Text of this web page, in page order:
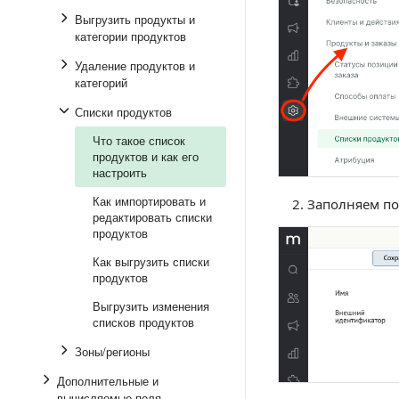
Выгрузить продукты и
категории продуктов
Удаление продуктов и
категорий
Списки продуктов
Что такое список
продуктов и как его
настроить
Как импортировать и
редактировать списки
продуктов
Как выгрузить списки
продуктов
Выгрузить изменения
списков продуктов
Зоны/регионы
Дополнительные и
Заполняем